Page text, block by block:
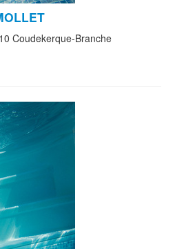
Coudekerque-Branche